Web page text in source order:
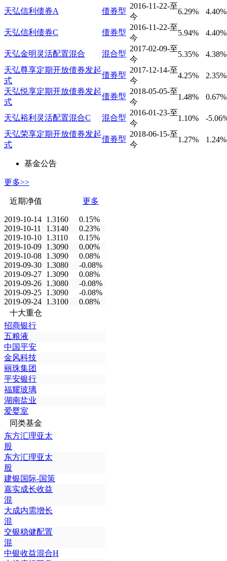
天弘信利债券A 债券型
2016-11-22-至
今
6.29% 4.40%
天弘信利债券C 债券型
2016-11-22-至
今
5.94% 4.40%
天弘金明灵活配置混合 混合型
2017-02-09-至
今
5.35%
4.38%
天弘尊享定期开放债券发起
式
债券型
2017-12-14-至
今
4.25%
2.35%
天弘悦享定期开放债券发起
式
债券型
2018-05-05-至
今
1.48% 0.67%
天弘裕利灵活配置混合C 混合型
2016-01-23-至
今
1.10%
-
天弘荣享定期开放债券发起
式
债券型
2018-06-15-至
今
1.27% 1.24%
基金公告
更多>>
近期净值 更多
2019-10-14 1.3160
0.15%
2019-10-11
1.3140
0.23%
2019-10-10 1.3110
0.15%
2019-10-09 1.3090
0.00%
2019-10-08 1.3090
0.08%
2019-09-30 1.3080
-0.08%
2019-09-27 1.3090
0.08%
2019-09-26 1.3080
-0.08%
2019-09-25 1.3090
-0.08%
2019-09-24 1.3100
0.08%
十大重仓
招商银行
五粮液
中国平安
金风科技
丽珠集团
平安银行
福耀玻璃
湖南盐业
爱婴室
同类基金
东方汇理亚太
股
东方汇理亚太
股
建银国际-国策
嘉实成长收益
混
大成内需增长
混
交银稳健配置
混
中银收益混合H